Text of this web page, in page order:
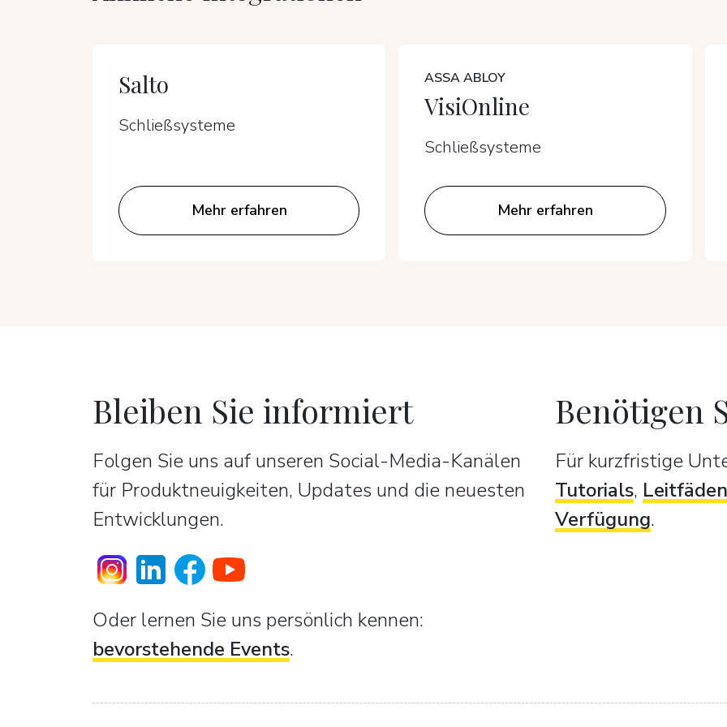
Salto
Schließsysteme
Mehr erfahren
ASSA ABLOY
VisiOnline
Schließsysteme
Mehr erfahren
Bleiben Sie informiert
Folgen Sie uns auf unseren Social-Media-Kanälen
für Produktneuigkeiten, Updates und die neuesten
Entwicklungen.
Oder lernen Sie uns persönlich kennen:
bevorstehende Events.
Benötigen
Für kurzfristige
Tutorials, Leitfäden
Verfügung.